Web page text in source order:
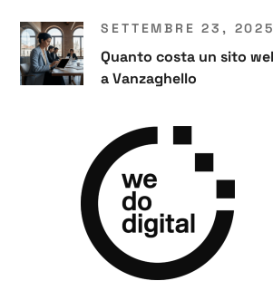
SETTEMBRE 23, 2025
Quanto costa un sito
a Vanzaghello